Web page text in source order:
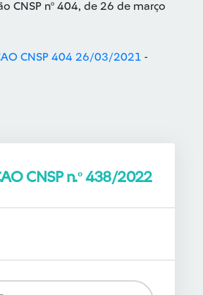
CNSP nº 404, de 26 de março
CNSP 404 26/03/2021 -
CNSP n.º 438/2022